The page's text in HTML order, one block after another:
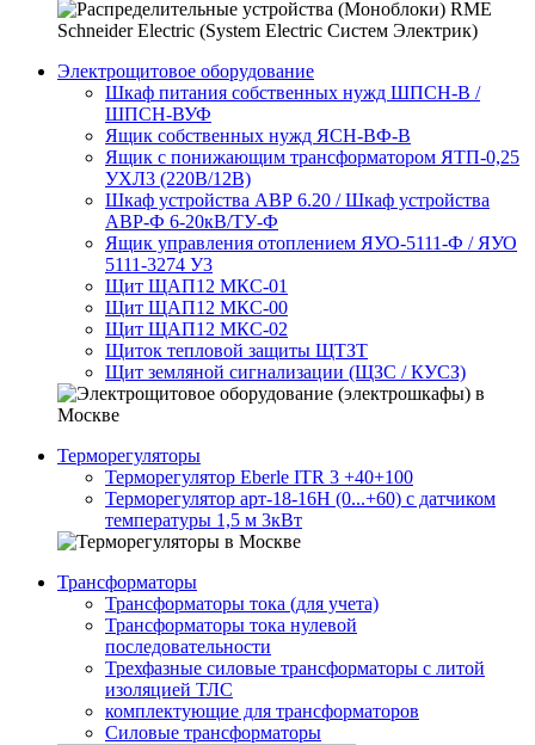
Электрощитовое оборудование
Шкаф питания собственных нужд ШПСН-В /
ШПСН-ВУФ
Ящик собственных нужд ЯСН-ВФ-В
Ящик с понижающим трансформатором ЯТП-0,25
УХЛ3 (220В/12В)
Шкаф устройства АВР 6.20 / Шкаф устройства
АВР-Ф 6-20кВ/ТУ-Ф
Ящик управления отоплением ЯУО-5111-Ф / ЯУО
5111-3274 У3
Щит ЩАП12 МКС-01
Щит ЩАП12 МКС-00
Щит ЩАП12 МКС-02
Щиток тепловой защиты ЩТЗТ
Щит земляной сигнализации (ЩЗС / КУСЗ)
Терморегуляторы
Терморегулятор Eberle ITR 3 +40+100
Терморегулятор арт-18-16H (0...+60) с датчиком
температуры 1,5 м 3кВт
Трансформаторы
Трансформаторы тока (для учета)
Трансформаторы тока нулевой
последовательности
Трехфазные силовые трансформаторы с литой
изоляцией ТЛС
комплектующие для трансформаторов
Силовые трансформаторы